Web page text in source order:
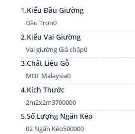
1.Kiểu Đầu Giường
Đầu Trơn0
2.Kiểu Vai Giường
Vai giường Giả chập0
3.Chất Liệu Gỗ
MDF Malaysia0
4.Kích Thước
2m2x2m3700000
5.Số Lượng Ngăn Kéo
02 Ngăn Kéo500000